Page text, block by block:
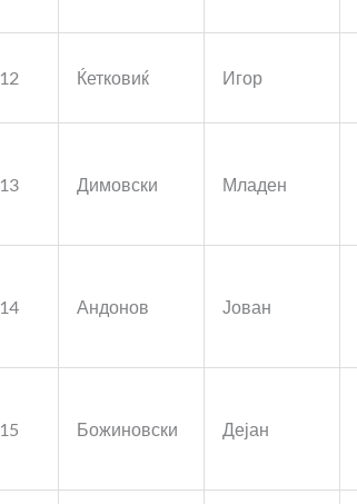
12 Ќетковиќ Игор
13 Димовски Младен
14 Андонов Јован
15 Божиновски Дејан